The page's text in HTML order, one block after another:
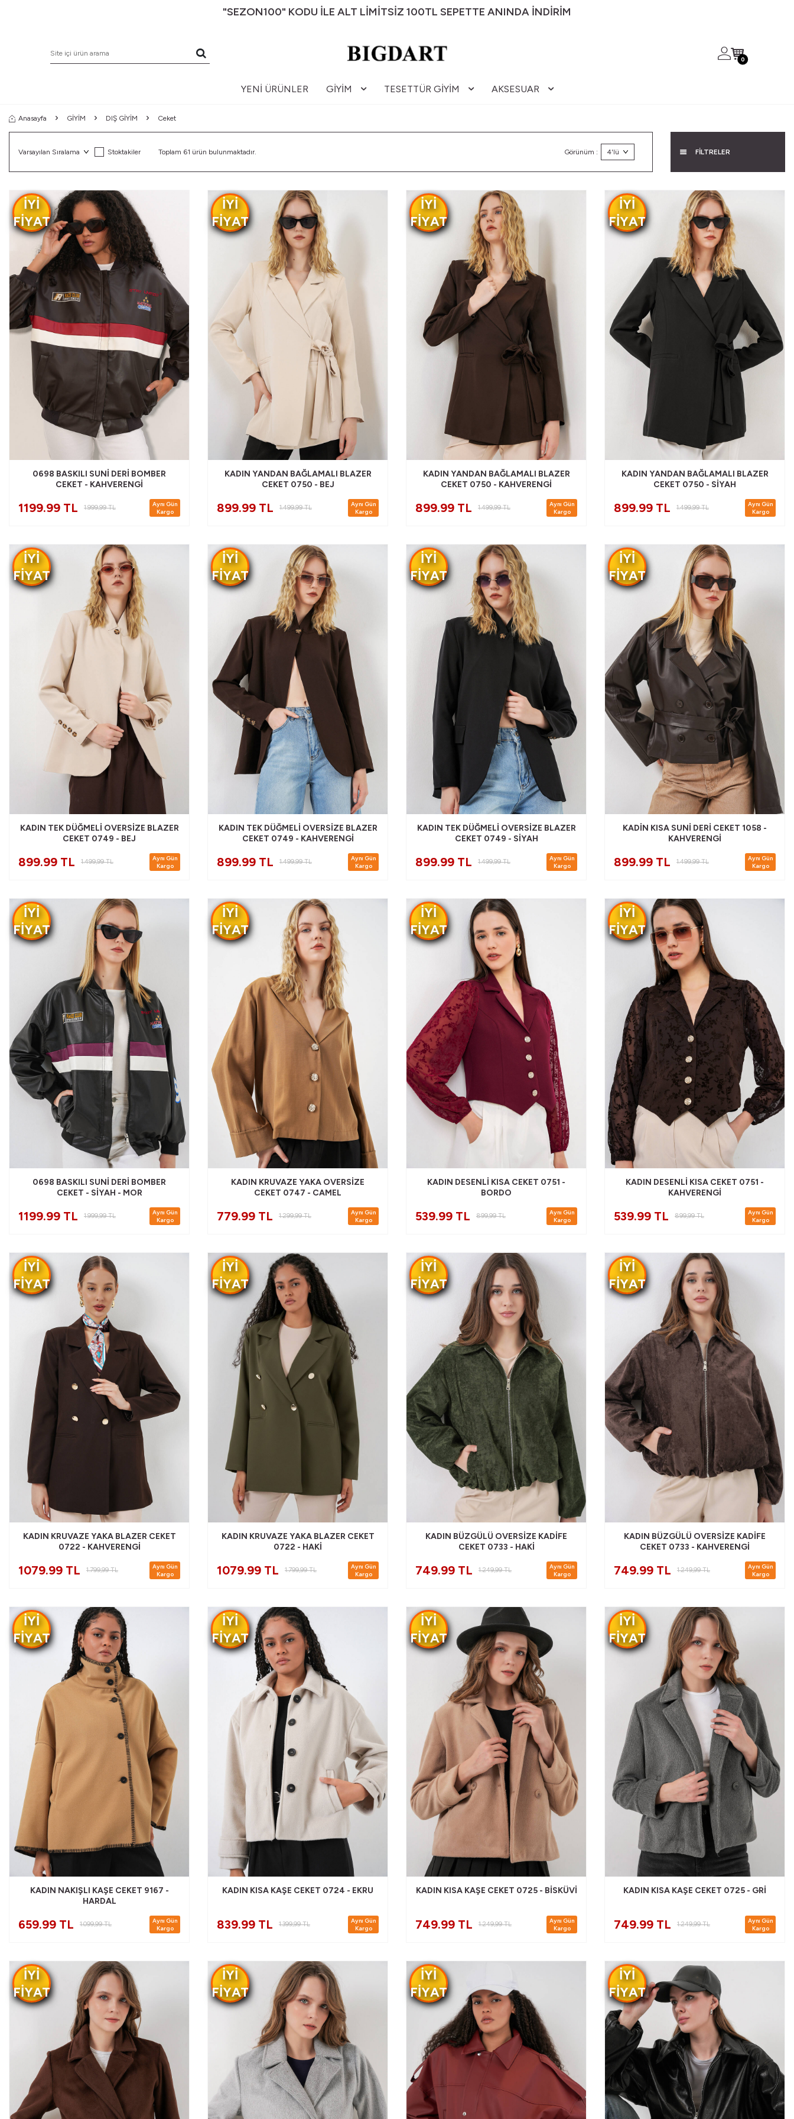
"SEZON100" KODU İLE ALT LİMİTSİZ 100TL SEPETTE ANINDA İNDİRİM
0
YENI ÜRÜNLER GIYIM TESETTÜR GIYIM AKSESUAR
Anasayfa GİYİM DIŞ GİYİM Ceket
Stoktakiler Toplam 61 ürün bulunmaktadır. Görünüm : FİLTRELER
IYI
FIYAT
0698 BASKILI SUNI DERI BOMBER
CEKET - KAHVERENGI
1199.99 TL 1.999,99TL
Aynı Gün
Kargo
IYI
FIYAT
KADIN YANDAN BAĞLAMALI BLAZER
CEKET 0750 - BEJ
899.99 TL 1.499,99TL
Aynı Gün
Kargo
IYI
FIYAT
KADIN YANDAN BAĞLAMALI BLAZER
CEKET 0750 - KAHVERENGI
899.99 TL 1.499,99TL
Aynı Gün
Kargo
IYI
FIYAT
KADIN YANDAN BAĞLAMALI BLAZER
CEKET 0750 - SIYAH
899.99 TL 1.499,99TL
Aynı Gün
Kargo
IYI
FIYAT
KADIN TEK DÜĞMELI OVERSIZE BLAZER
CEKET 0749 - BEJ
899.99 TL 1.499,99TL
Aynı Gün
Kargo
IYI
FIYAT
KADIN TEK DÜĞMELI OVERSIZE BLAZER
CEKET 0749 - KAHVERENGI
899.99 TL 1.499,99TL
Aynı Gün
Kargo
IYI
FIYAT
KADIN TEK DÜĞMELI OVERSIZE BLAZER
CEKET 0749 - SIYAH
899.99 TL 1.499,99TL
Aynı Gün
Kargo
IYI
FIYAT
KADIN KISA SUNI DERI CEKET 1058 -
KAHVERENGI
899.99 TL 1.499,99TL
Aynı Gün
Kargo
IYI
FIYAT
0698 BASKILI SUNI DERI BOMBER
CEKET - SIYAH - MOR
1199.99 TL 1.999,99TL
Aynı Gün
Kargo
IYI
FIYAT
KADIN KRUVAZE YAKA OVERSIZE
CEKET 0747 - CAMEL
779.99 TL 1.299,99TL
Aynı Gün
Kargo
IYI
FIYAT
KADIN DESENLI KISA CEKET 0751 -
BORDO
539.99 TL 899,99TL
Aynı Gün
Kargo
IYI
FIYAT
KADIN DESENLI KISA CEKET 0751 -
KAHVERENGI
539.99 TL 899,99TL
Aynı Gün
Kargo
IYI
FIYAT
KADIN KRUVAZE YAKA BLAZER CEKET
0722 - KAHVERENGI
1079.99 TL 1.799,99TL
Aynı Gün
Kargo
IYI
FIYAT
KADIN KRUVAZE YAKA BLAZER CEKET
0722 - HAKI
1079.99 TL 1.799,99TL
Aynı Gün
Kargo
IYI
FIYAT
KADIN BÜZGÜLÜ OVERSIZE KADIFE
CEKET 0733 - HAKI
749.99 TL 1.249,99TL
Aynı Gün
Kargo
IYI
FIYAT
KADIN BÜZGÜLÜ OVERSIZE KADIFE
CEKET 0733 - KAHVERENGI
749.99 TL 1.249,99TL
Aynı Gün
Kargo
IYI
FIYAT
KADIN NAKIŞLI KAŞE CEKET 9167 -
HARDAL
659.99 TL 1.099,99TL
Aynı Gün
Kargo
IYI
FIYAT
KADIN KISA KAŞE CEKET 0724 - EKRU
839.99 TL 1.399,99TL
Aynı Gün
Kargo
IYI
FIYAT
KADIN KISA KAŞE CEKET 0725 - BISKÜVI
749.99 TL 1.249,99TL
Aynı Gün
Kargo
IYI
FIYAT
KADIN KISA KAŞE CEKET 0725 - GRI
749.99 TL 1.249,99TL
Aynı Gün
Kargo
IYI
FIYAT
IYI
FIYAT
IYI
FIYAT
IYI
FIYAT